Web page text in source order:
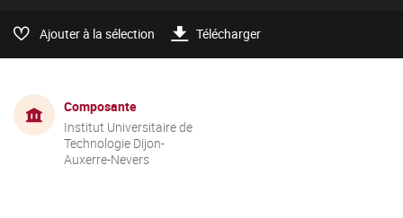
Ajouter à la sélection Télécharger
Composante
Institut Universitaire de
Technologie Dijon-
Auxerre-Nevers